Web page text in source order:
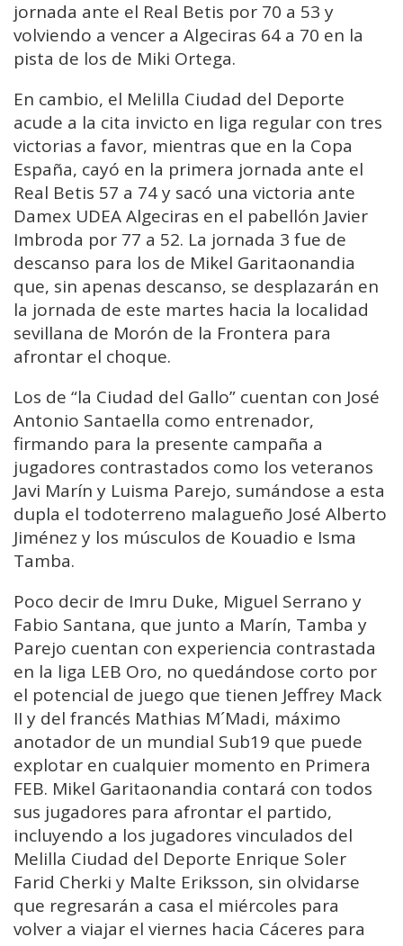
jornada ante el Real Betis por 70 a 53 y
volviendo a vencer a Algeciras 64 a 70 en la
pista de los de Miki Ortega.
En cambio, el Melilla Ciudad del Deporte
acude a la cita invicto en liga regular con tres
victorias a favor, mientras que en la Copa
España, cayó en la primera jornada ante el
Real Betis 57 a 74 y sacó una victoria ante
Damex UDEA Algeciras en el pabellón Javier
Imbroda por 77 a 52. La jornada 3 fue de
descanso para los de Mikel Garitaonandia
que, sin apenas descanso, se desplazarán en
la jornada de este martes hacia la localidad
sevillana de Morón de la Frontera para
afrontar el choque.
Los de “la Ciudad del Gallo” cuentan con José
Antonio Santaella como entrenador,
firmando para la presente campaña a
jugadores contrastados como los veteranos
Javi Marín y Luisma Parejo, sumándose a esta
dupla el todoterreno malagueño José Alberto
Jiménez y los músculos de Kouadio e Isma
Tamba.
Poco decir de Imru Duke, Miguel Serrano y
Fabio Santana, que junto a Marín, Tamba y
Parejo cuentan con experiencia contrastada
en la liga LEB Oro, no quedándose corto por
el potencial de juego que tienen Jeffrey Mack
II y del francés Mathias M´Madi, máximo
anotador de un mundial Sub19 que puede
explotar en cualquier momento en Primera
FEB. Mikel Garitaonandia contará con todos
sus jugadores para afrontar el partido,
incluyendo a los jugadores vinculados del
Melilla Ciudad del Deporte Enrique Soler
Farid Cherki y Malte Eriksson, sin olvidarse
que regresarán a casa el miércoles para
volver a viajar el viernes hacia Cáceres para